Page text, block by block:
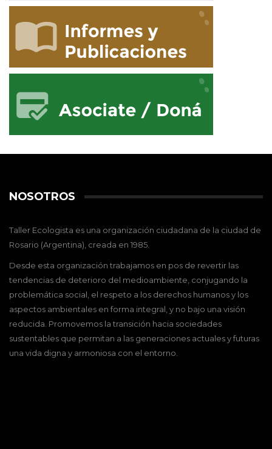
NOSOTROS
Taller Ecologista es una organización ciudadana de la ciudad de
Rosario (Argentina), creada en 1985.
Desde esta organización trabajamos en pos de revertir las
tendencias de deterioro del medioambiente, conjugando la
problemática social, el respeto a los derechos humanos y los
aspectos ambientales en forma integral, y no bajo una visión
reducida. Promovemos la transición hacia sociedades
sustentables que permitan a las generaciones actuales y futuras
una vida digna y armoniosa con el entorno.